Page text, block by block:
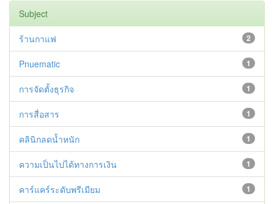
Subject
2
ร้านกาแฟ
1
Pnuematic
1
การจัดตั้งธุรกิจ
1
การสื่อสาร
1
คลินิกลดน้ำหนัก
1
ความเป็นไปได้ทางการเงิน
1
คาร์แคร์ระดับพรีเมียม